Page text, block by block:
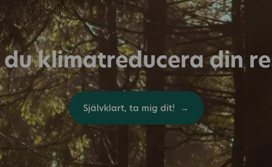
klimatreducera din
Självklart, ta mig dit!